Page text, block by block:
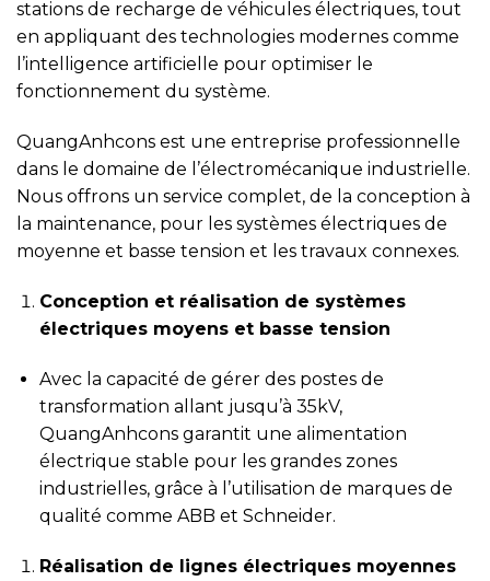
stations de recharge de véhicules électriques, tout
en appliquant des technologies modernes comme
l’intelligence artificielle pour optimiser le
fonctionnement du système.
QuangAnhcons est une entreprise professionnelle
dans le domaine de l’électromécanique industrielle.
Nous offrons un service complet, de la conception à
la maintenance, pour les systèmes électriques de
moyenne et basse tension et les travaux connexes.
Conception et réalisation de systèmes
électriques moyens et basse tension
Avec la capacité de gérer des postes de
transformation allant jusqu’à 35kV,
QuangAnhcons garantit une alimentation
électrique stable pour les grandes zones
industrielles, grâce à l’utilisation de marques de
qualité comme ABB et Schneider.
Réalisation de lignes électriques moyennes